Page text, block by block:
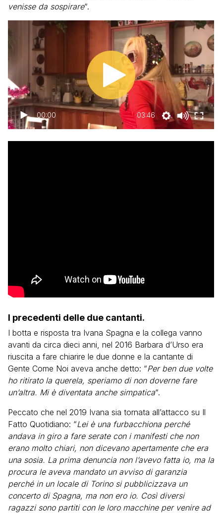
venisse da sospirare“.
00:00 03:46
I precedenti delle due cantanti.
I botta e risposta tra Ivana Spagna e la collega vanno
avanti da circa dieci anni, nel 2016 Barbara d’Urso era
riuscita a fare chiarire le due donne e la cantante di
Gente Come Noi aveva anche detto: “Per ben due volte
ho ritirato la querela, speriamo di non doverne fare
un’altra. Mi è diventata anche simpatica“.
Peccato che nel 2019 Ivana sia tornata all’attacco su Il
Fatto Quotidiano: “Lei è una furbacchiona perché
andava in giro a fare serate con i manifesti che non
erano molto chiari, non dicevano apertamente che era
una sosia. La prima denuncia non l’avevo fatta io, ma la
procura le aveva mandato un avviso di garanzia
perché in un locale di Torino si pubblicizzava un
concerto di Spagna, ma non ero io. Così diversi
ragazzi sono partiti con le loro macchine per venire ad